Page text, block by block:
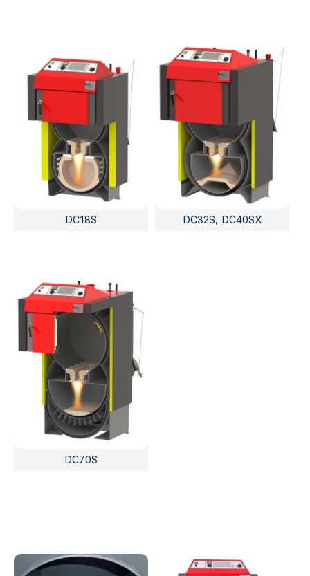
DC18S DC32S, DC40SX
DC70S